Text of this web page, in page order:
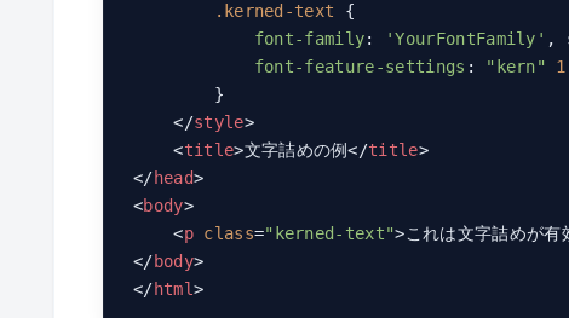
.kerned-text {
font-family: 'YourFontFamily' ,
font-feature-settings : "kern" 1
        }
</style>
<title>文字詰めの例</title>
</head>
<body>
<p class="kerned-text">これは文字詰めが有
</body>
</html>